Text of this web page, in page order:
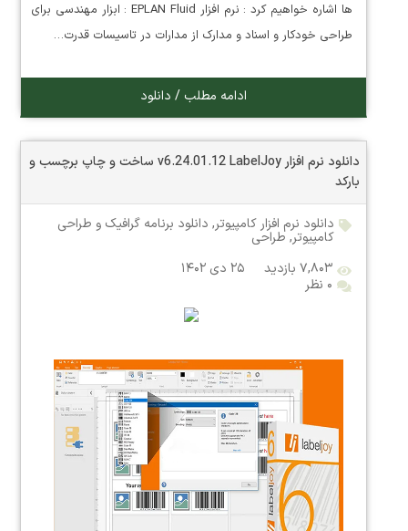
ها اشاره خواهیم کرد : نرم افزار EPLAN Fluid : ابزار مهندسی برای
طراحی خودکار و اسناد و مدارک از مدارات در تاسیسات قدرت…
ادامه مطلب / دانلود
دانلود نرم افزار v6.24.01.12 LabelJoy ساخت و چاپ برچسب و
بارکد
دانلود نرم افزار کامپیوتر, دانلود برنامه گرافیک و طراحی
کامپیوتر,طراحی
۷,۸۰۳ بازدید
۲۵ دی ۱۴۰۲
۰ نظر